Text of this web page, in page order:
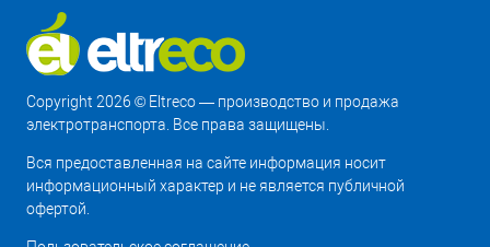
Copyright 2026 © Eltreco — производство и продажа
электротранспорта. Все права защищены.
Вся предоставленная на сайте информация носит
информационный характер и не является публичной
офертой.